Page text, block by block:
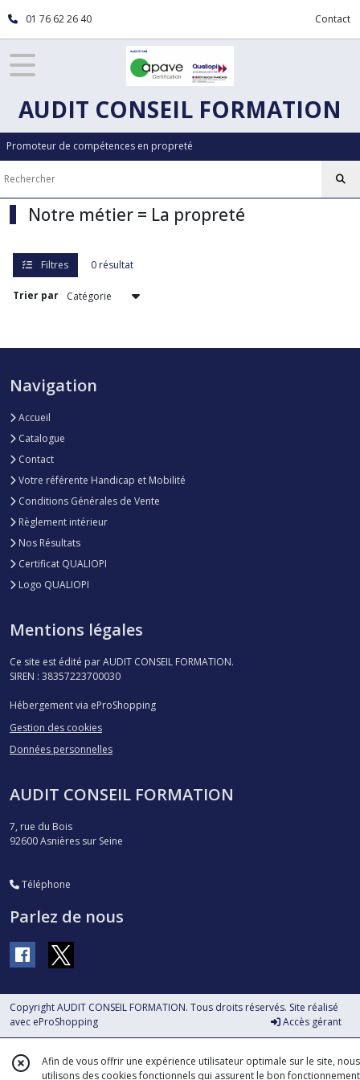
01 76 62 26 40 Contact
AUDIT CONSEIL FORMATION
Promoteur de compétences en propreté
Notre métier = La propreté
Filtres 0 résultat
Trier par
Fermer
FILTRES
Tous
les
Afficher
les
résultats
Navigation
Accueil
Catalogue
Contact
Votre référente Handicap et Mobilité
Conditions Générales de Vente
Règlement intérieur
Nos Résultats
Certificat QUALIOPI
Logo QUALIOPI
Mentions légales
Ce site est édité par AUDIT CONSEIL FORMATION.
SIREN : 38357223700030
Hébergement via eProShopping
Gestion des cookies
Données personnelles
AUDIT CONSEIL FORMATION
7, rue du Bois
92600Asnières sur Seine
Téléphone
Parlez de nous
Copyright AUDIT CONSEIL FORMATION. Tous droits réservés. Site réalisé
avec eProShopping Accès gérant
Afin de vous offrir une expérience utilisateur optimale sur le site, nous
utilisons des cookies fonctionnels qui assurent le bon fonctionnement